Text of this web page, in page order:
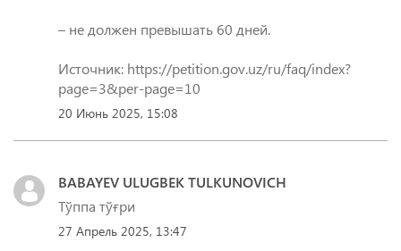
– не должен превышать 60 дней.
Источник: https://petition.gov.uz/ru/faq/index?
20 Июнь 2025, 15:08
BABAYEV ULUGBEK TULKUNOVICH
Тўппа тўғри
27 Апрель 2025, 13:47